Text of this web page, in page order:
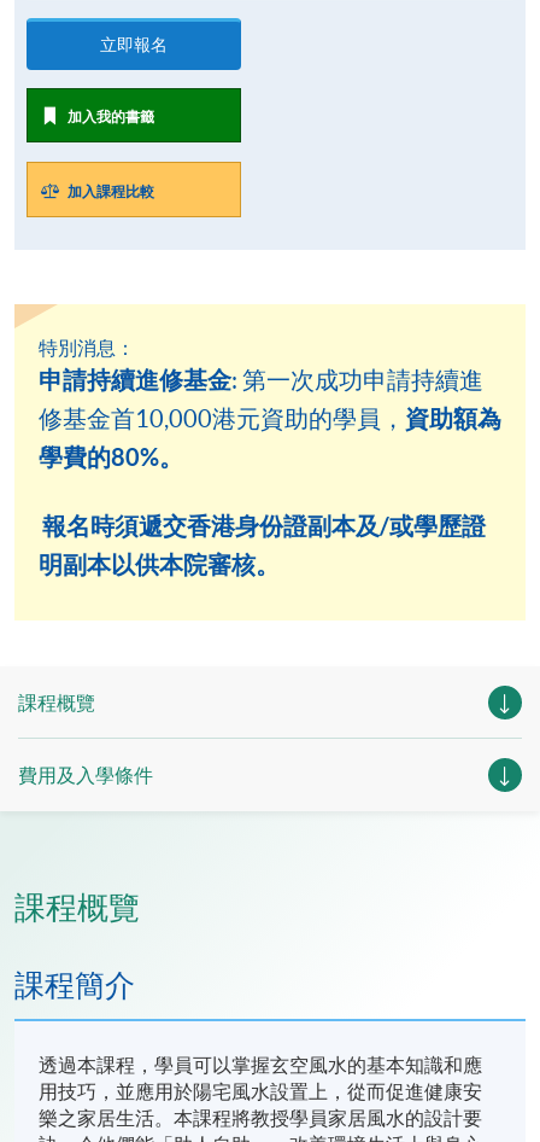
立即報名
加入我的書籤
加入課程比較
特別消息：
申請持續進修基金: 第一次成功申請持續進
修基金首10,000港元資助的學員， 資助額為
學費的80%。
報名時須遞交香港身份證副本及/或學歷證
明副本以供本院審核。
課程概覽
費用及入學條件
課程概覽
課程簡介
透過本課程，學員可以掌握玄空風水的基本知識和應
用技巧，並應用於陽宅風水設置上，從而促進健康安
樂之家居生活。本課程將教授學員家居風水的設計要